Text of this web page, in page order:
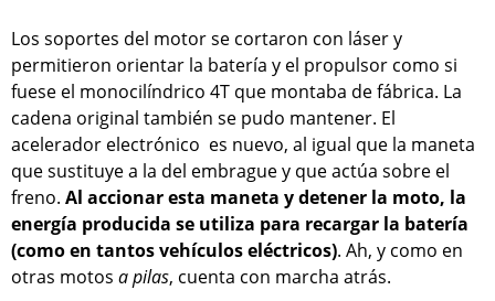
Los soportes del motor se cortaron con láser y
permitieron orientar la batería y el propulsor como si
fuese el monocilíndrico 4T que montaba de fábrica. La
cadena original también se pudo mantener. El
acelerador electrónico es nuevo, al igual que la maneta
que sustituye a la del embrague y que actúa sobre el
freno. Al accionar esta maneta y detener la moto, la
energía producida se utiliza para recargar la batería
(como en tantos vehículos eléctricos). Ah, y como en
otras motos a pilas, cuenta con marcha atrás.